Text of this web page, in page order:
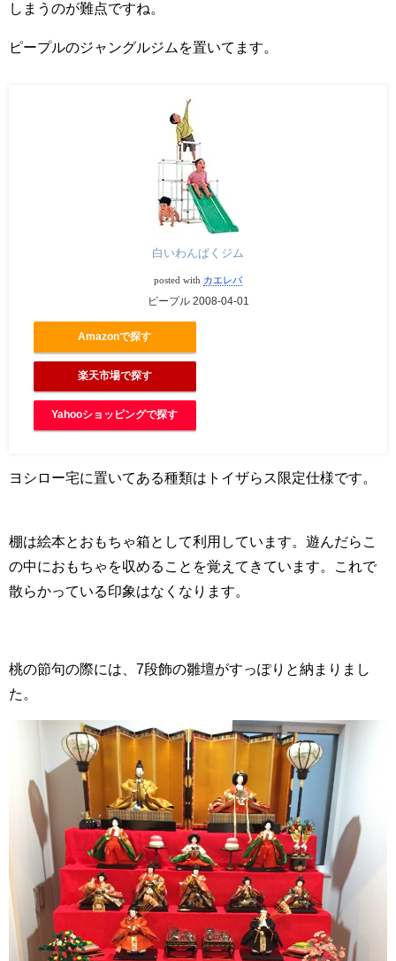
しまうのが難点ですね。
ピープルのジャングルジムを置いてます。
白いわんぱくジム
posted with カエレバ
ピープル 2008-04-01
Amazonで探す
楽天市場で探す
Yahooショッピングで探す
ヨシロー宅に置いてある種類はトイザらス限定仕様です。
棚は絵本とおもちゃ箱として利用しています。遊んだらこ
の中におもちゃを収めることを覚えてきています。これで
散らかっている印象はなくなります。
桃の節句の際には、7段飾の雛壇がすっぽりと納まりまし
た。